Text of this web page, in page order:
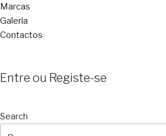
Marcas
Galeria
Contactos
Entre ou Registe-se
Search